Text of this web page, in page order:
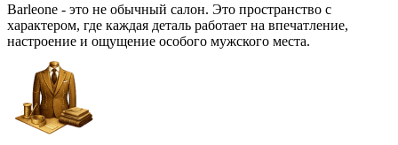
Barleone - это не обычный салон. Это пространство с
характером, где каждая деталь работает на впечатление,
настроение и ощущение особого мужского места.